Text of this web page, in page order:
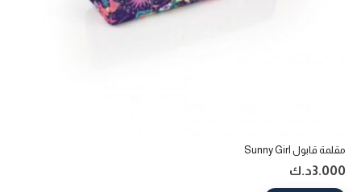
مقلمة قابول Sunny Girl
3.000د.ك